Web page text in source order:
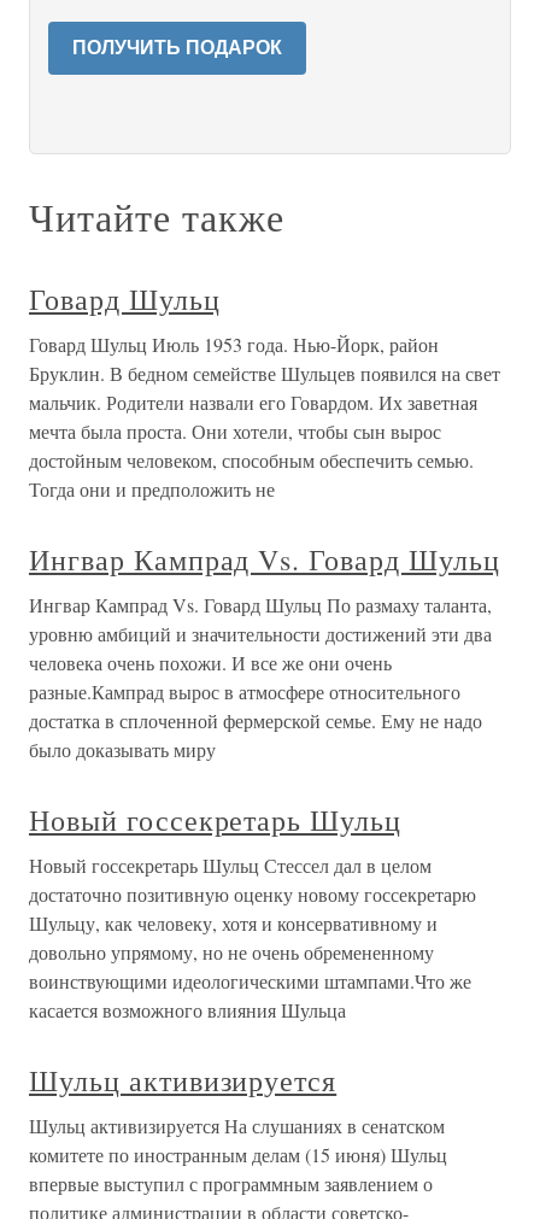
ПОЛУЧИТЬ ПОДАРОК
Читайте также
Говард Шульц
Говард Шульц Июль 1953 года. Нью-Йорк, район
Бруклин. В бедном семействе Шульцев появился на свет
мальчик. Родители назвали его Говардом. Их заветная
мечта была проста. Они хотели, чтобы сын вырос
достойным человеком, способным обеспечить семью.
Тогда они и предположить не
Ингвар Кампрад Vs. Говард Шульц
Ингвар Кампрад Vs. Говард Шульц По размаху таланта,
уровню амбиций и значительности достижений эти два
человека очень похожи. И все же они очень
разные.Кампрад вырос в атмосфере относительного
достатка в сплоченной фермерской семье. Ему не надо
было доказывать миру
Новый госсекретарь Шульц
Новый госсекретарь Шульц Стессел дал в целом
достаточно позитивную оценку новому госсекретарю
Шульцу, как человеку, хотя и консервативному и
довольно упрямому, но не очень обремененному
воинствующими идеологическими штампами.Что же
касается возможного влияния Шульца
Шульц активизируется
Шульц активизируется На слушаниях в сенатском
комитете по иностранным делам (15 июня) Шульц
впервые выступил с программным заявлением о
политике администрации в области советско-